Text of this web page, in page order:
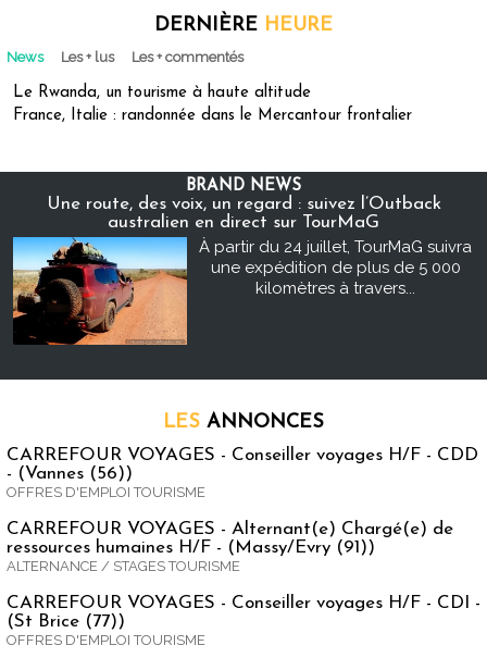
DERNIÈRE HEURE
News Les + lus Les + commentés
Le Rwanda, un tourisme à haute altitude
France, Italie : randonnée dans le Mercantour frontalier
BRAND NEWS
Une route, des voix, un regard : suivez l’Outback
australien en direct sur TourMaG
À partir du 24 juillet, TourMaG suivra
une expédition de plus de 5 000
kilomètres à travers...
LES ANNONCES
CARREFOUR VOYAGES - Conseiller voyages H/F - CDD
- (Vannes (56))
OFFRES D'EMPLOI TOURISME
CARREFOUR VOYAGES - Alternant(e) Chargé(e) de
ressources humaines H/F - (Massy/Evry (91))
ALTERNANCE / STAGES TOURISME
CARREFOUR VOYAGES - Conseiller voyages H/F - CDI -
(St Brice (77))
OFFRES D'EMPLOI TOURISME